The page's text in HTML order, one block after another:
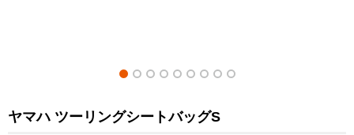
ヤマハ ツーリングシートバッグS